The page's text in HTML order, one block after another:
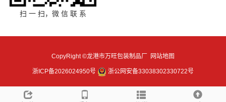
扫 一 扫，微 信 联 系
CopyRight ©龙港市万旺包装制品厂 网站地图
浙ICP备2026024950号 浙公网安备33038302330722号